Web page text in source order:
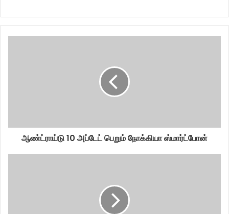
ஆண்ட்ராய்டு 10 அப்டேட் பெறும் நோக்கியா ஸ்மார்ட்போன்